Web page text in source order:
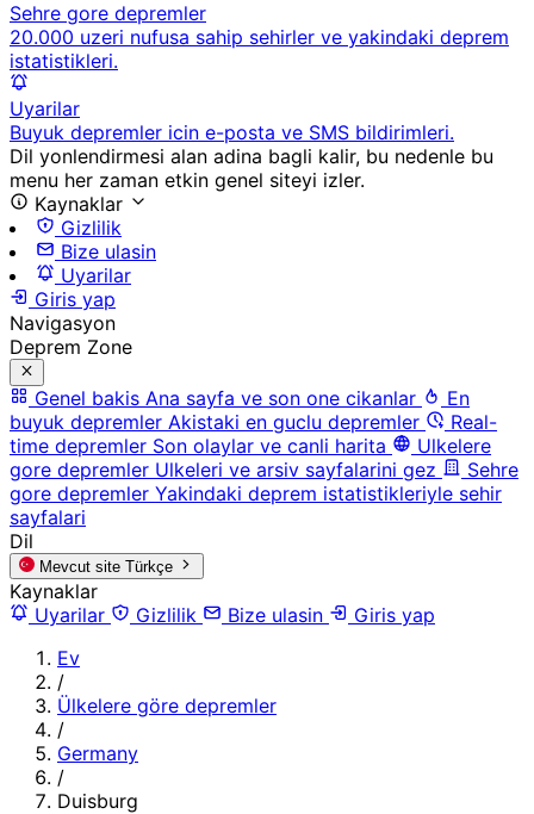
Sehre gore depremler
20.000 uzeri nufusa sahip sehirler ve yakindaki deprem
istatistikleri.
Uyarilar
Buyuk depremler icin e-posta ve SMS bildirimleri.
Dil yonlendirmesi alan adina bagli kalir, bu nedenle bu
menu her zaman etkin genel siteyi izler.
Kaynaklar
Gizlilik
Bize ulasin
Uyarilar
Giris yap
Navigasyon
Deprem Zone
Genel bakis Ana sayfa ve son one cikanlar
En
buyuk depremler Akistaki en guclu depremler
Real-
time depremler Son olaylar ve canli harita
Ulkelere
gore depremler Ulkeleri ve arsiv sayfalarini gez
Sehre
gore depremler Yakindaki deprem istatistikleriyle sehir
sayfalari
Dil
Mevcut site Türkçe
Kaynaklar
Uyarilar
Gizlilik Bize ulasin
Giris yap
Ev
/
Ülkelere göre depremler
/
Germany
/
Duisburg